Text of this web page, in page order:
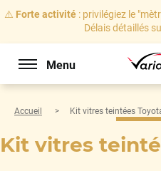
⚠️ Forte activité: privilégiez le
Délais détaillés
Menu
Accueil Kit vitres teintées
Kit vitres